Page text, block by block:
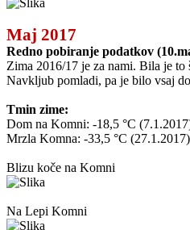
Maj 2017
Redno pobiranje podatkov
Zima 2016/17 je za nami. Bila je to
Navkljub pomladi, pa je bilo vsaj
Tmin zime:
Dom na Komni: -18,5 °C
Mrzla Komna: -33,5 °C (27.1.2017)
Blizu koče na Komni
Na Lepi Komni